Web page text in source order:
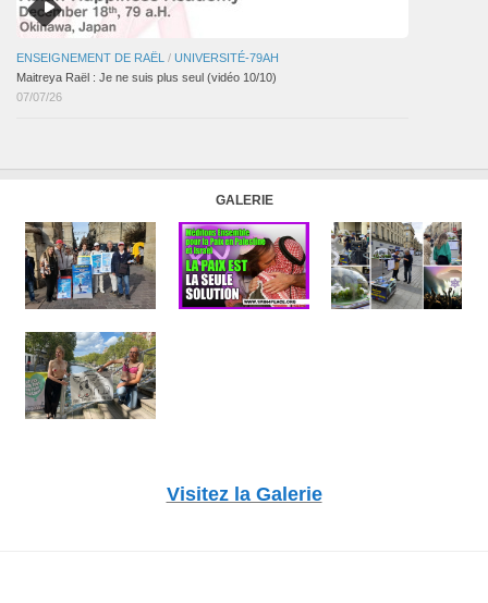
ENSEIGNEMENT DE RAËL / UNIVERSITÉ-79AH
Maitreya Raël : Je ne suis plus seul (vidéo 10/10)
07/07/26
GALERIE
Visitez la Galerie